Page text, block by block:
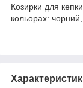
Козирки для
кольорах: